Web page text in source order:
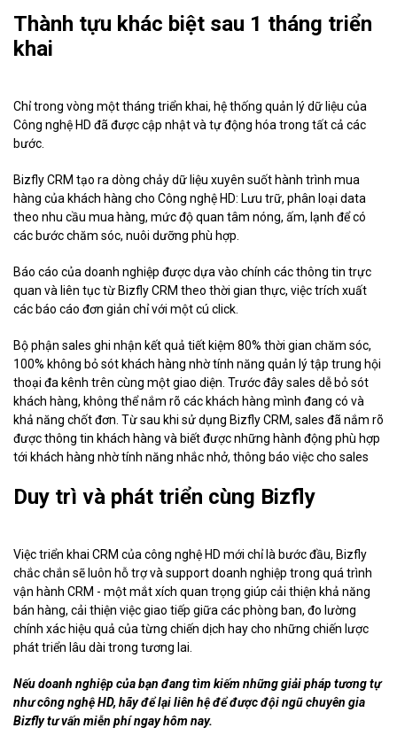
Thành tựu khác biệt sau 1 tháng triển
khai
Chỉ trong vòng một tháng triển khai, hệ thống quản lý dữ liệu của
Công nghệ HD đã được cập nhật và tự động hóa trong tất cả các
bước.
Bizfly CRM tạo ra dòng chảy dữ liệu xuyên suốt hành trình mua
hàng của khách hàng cho Công nghệ HD: Lưu trữ, phân loại data
theo nhu cầu mua hàng, mức độ quan tâm nóng, ấm, lạnh để có
các bước chăm sóc, nuôi dưỡng phù hợp.
Báo cáo của doanh nghiệp được dựa vào chính các thông tin trực
quan và liên tục từ Bizfly CRM theo thời gian thực, việc trích xuất
các báo cáo đơn giản chỉ với một cú click.
Bộ phận sales ghi nhận kết quả tiết kiệm 80% thời gian chăm sóc,
100% không bỏ sót khách hàng nhờ tính năng quản lý tập trung hội
thoại đa kênh trên cùng một giao diện. Trước đây sales dễ bỏ sót
khách hàng, không thể nắm rõ các khách hàng mình đang có và
khả năng chốt đơn. Từ sau khi sử dụng Bizfly CRM, sales đã nắm rõ
được thông tin khách hàng và biết được những hành động phù hợp
tới khách hàng nhờ tính năng nhắc nhở, thông báo việc cho sales
Duy trì và phát triển cùng Bizfly
Việc triển khai CRM của công nghệ HD mới chỉ là bước đầu, Bizfly
chắc chắn sẽ luôn hỗ trợ và support doanh nghiệp trong quá trình
vận hành CRM - một mắt xích quan trọng giúp cải thiện khả năng
bán hàng, cải thiện việc giao tiếp giữa các phòng ban, đo lường
chính xác hiệu quả của từng chiến dịch hay cho những chiến lược
phát triển lâu dài trong tương lai.
Nếu doanh nghiệp của bạn đang tìm kiếm những giải pháp tương tự
như công nghệ HD, hãy để lại liên hệ để được đội ngũ chuyên gia
Bizfly tư vấn miễn phí ngay hôm nay.